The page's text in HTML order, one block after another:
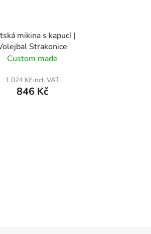
mikina s kapucí |
Strakonice
Custom made
1 024 Kč incl. VAT
846 Kč